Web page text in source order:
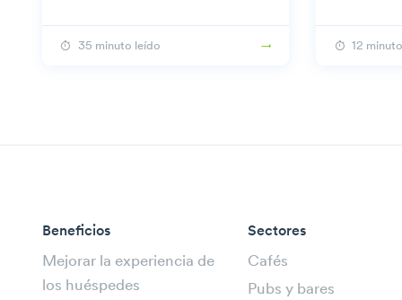
35 minuto leído 12
Beneficios
Mejorar la experiencia de
los huéspedes
Sectores
Cafés
Pubs y bares